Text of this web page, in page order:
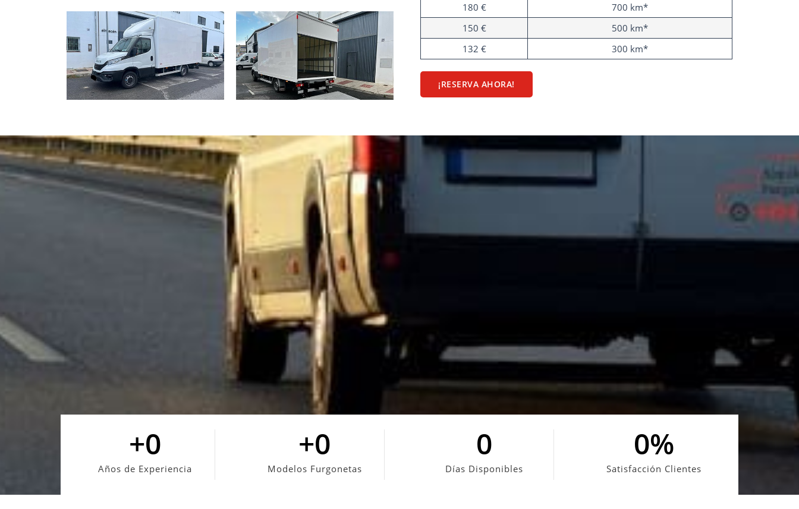
180 €
700 km*
150 €
500 km*
132 €
300 km*
¡RESERVA AHORA!
Años de Experiencia
+0
Modelos Furgonetas
+0
Días Disponibles
0
Satisfacción Clientes
0%